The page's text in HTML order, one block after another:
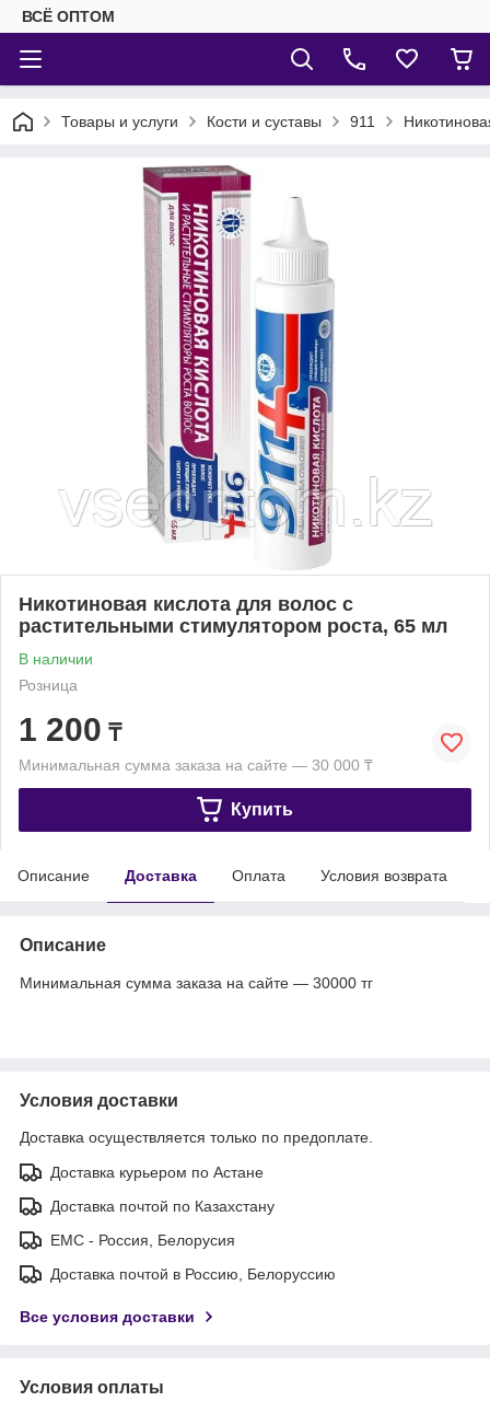
ВСЁ ОПТОМ
Товары и услуги Кости и суставы 911
Никотиновая кислота для волос с
растительными стимулятором роста, 65 мл
В наличии
Розница
1 200 ₸
Минимальная сумма заказа на сайте — 30 000 ₸
Купить
Описание Доставка Оплата Условия возврата
Описание
Минимальная сумма заказа на сайте — 30000 тг
Условия доставки
Доставка осуществляется только по предоплате.
Доставка курьером по Астане
Доставка почтой по Казахстану
ЕМС - Россия, Белорусия
Доставка почтой в Россию, Белоруссию
Все условия доставки
Условия оплаты